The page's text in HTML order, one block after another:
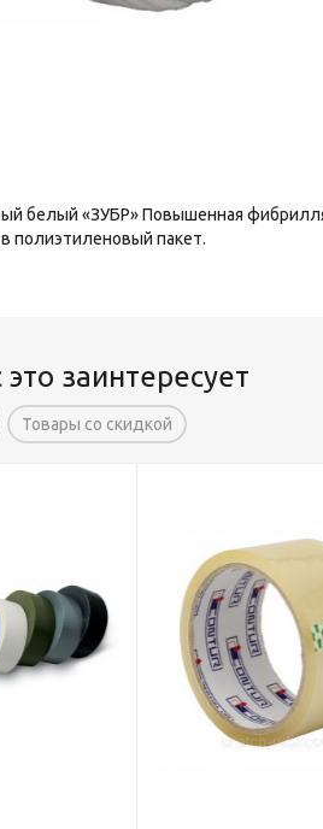
белый «ЗУБР» Повышенная
полиэтиленовый пакет.
заинтересует
Товары со скидкой